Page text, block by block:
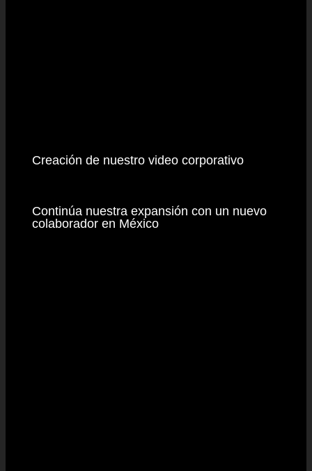
Creación de nuestro video corporativo
Continúa nuestra expansión con un nuevo
colaborador en México